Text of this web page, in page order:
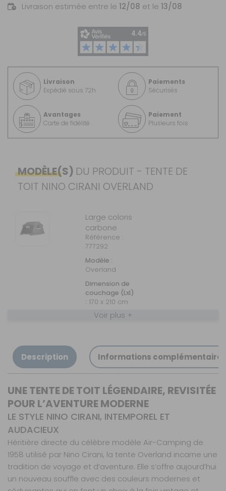
Livraison estimée entre le 12/08 et le 13/08
Livraison
Expédié sous 72h
Paiements
Sécurisés
Avantages
Carte de fidélité
Paiement
Plusieurs fois
MODÈLE(S) DU PRODUIT - TENTE DE
TOIT NINO CIRANI OVERLAND
Large coloris
carbone
Référence :
777292
Modèle :
Overland
Dimension de
couchage (Lxl)
: 170 x 210 cm
Coloris de la
Matière de la
toile :K200
Ouverture :
Prix :
Disponibilité :
DISPONIBLE EN LIVRAISON : EN STOCK
DISPONIBLE IMMÉDIATEMENT
DANS 1 MAGASIN(S)
AJOUTER AU PANIER
Voir plus +
Description Informations complémentaires
UNE TENTE DE TOIT LÉGENDAIRE, REVISITÉE
POUR L’AVENTURE MODERNE
LE STYLE NINO CIRANI, INTEMPOREL ET
AUDACIEUX
Héritière directe du célèbre modèle Air-Camping de
1958 utilisé par Nino Cirani, la tente Overland incarne une
tradition de voyage et d’aventure. Elle s’offre aujourd’hui
un nouveau souffle avec des couleurs modernes et